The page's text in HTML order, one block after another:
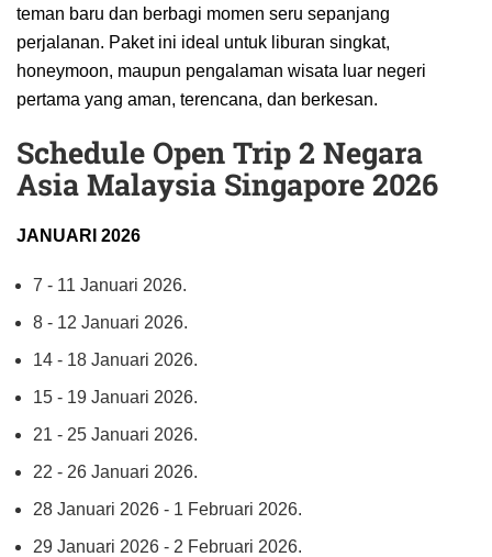
teman baru dan berbagi momen seru sepanjang
perjalanan. Paket ini ideal untuk liburan singkat,
honeymoon, maupun pengalaman wisata luar negeri
pertama yang aman, terencana, dan berkesan.
Schedule Open Trip 2 Negara
Asia Malaysia Singapore 2026
JANUARI 2026
7 - 11 Januari 2026.
8 - 12 Januari 2026.
14 - 18 Januari 2026.
15 - 19 Januari 2026.
21 - 25 Januari 2026.
22 - 26 Januari 2026.
28 Januari 2026 - 1 Februari 2026.
29 Januari 2026 - 2 Februari 2026.